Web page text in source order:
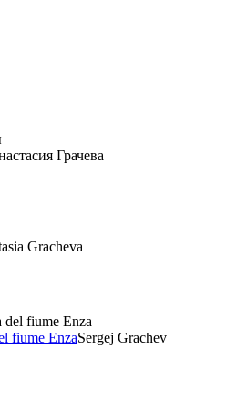
Грачева
Gracheva
fiume EnzaSergej Grachev